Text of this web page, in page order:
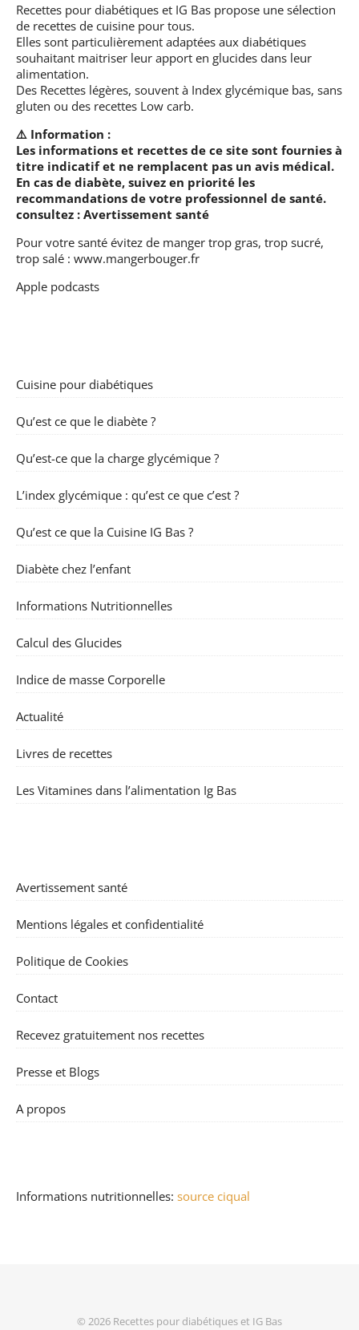
Recettes pour diabétiques et IG Bas propose une sélection
de recettes de cuisine pour tous.
Elles sont particulièrement adaptées aux diabétiques
souhaitant maitriser leur apport en glucides dans leur
alimentation.
Des Recettes légères, souvent à Index glycémique bas, sans
gluten ou des recettes Low carb.
⚠️ Information :
Les informations et recettes de ce site sont fournies à
titre indicatif et ne remplacent pas un avis médical.
En cas de diabète, suivez en priorité les
recommandations de votre professionnel de santé.
consultez : Avertissement santé
Pour votre santé évitez de manger trop gras, trop sucré,
trop salé : www.mangerbouger.fr
Apple podcasts
Cuisine pour diabétiques
Qu’est ce que le diabète ?
Qu’est-ce que la charge glycémique ?
L’index glycémique : qu’est ce que c’est ?
Qu’est ce que la Cuisine IG Bas ?
Diabète chez l’enfant
Informations Nutritionnelles
Calcul des Glucides
Indice de masse Corporelle
Actualité
Livres de recettes
Les Vitamines dans l’alimentation Ig Bas
Avertissement santé
Mentions légales et confidentialité
Politique de Cookies
Contact
Recevez gratuitement nos recettes
Presse et Blogs
A propos
Informations nutritionnelles: source ciqual
© 2026 Recettes pour diabétiques et IG Bas